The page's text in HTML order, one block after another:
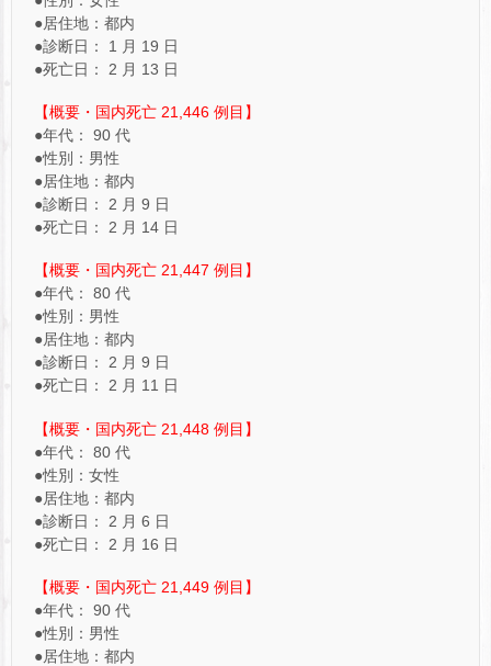
●居住地：都内
●診断日： 1 月 19 日
●死亡日： 2 月 13 日
【概要・国内死亡 21,446 例目】
●年代： 90 代
●性別：男性
●居住地：都内
●診断日： 2 月 9 日
●死亡日： 2 月 14 日
【概要・国内死亡 21,447 例目】
●年代： 80 代
●性別：男性
●居住地：都内
●診断日： 2 月 9 日
●死亡日： 2 月 11 日
【概要・国内死亡 21,448 例目】
●年代： 80 代
●性別：女性
●居住地：都内
●診断日： 2 月 6 日
●死亡日： 2 月 16 日
【概要・国内死亡 21,449 例目】
●年代： 90 代
●性別：男性
●居住地：都内